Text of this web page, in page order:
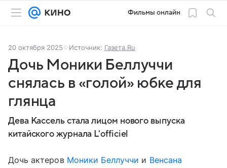
Фильмы онлайн
20 октября 2025 Источник: Газета.Ru
Дочь Моники Беллуччи
снялась в «голой» юбке для
глянца
Дева Кассель стала лицом нового выпуска
китайского журнала L'officiel
Дочь актеров Моники Беллуччи и Венсана